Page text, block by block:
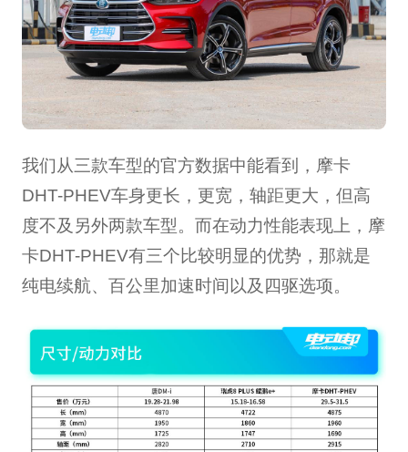
我们从三款车型的官方数据中能看到，摩卡
DHT-PHEV车身更长，更宽，轴距更大，但高
度不及另外两款车型。而在动力性能表现上，摩
卡DHT-PHEV有三个比较明显的优势，那就是
纯电续航、百公里加速时间以及四驱选项。